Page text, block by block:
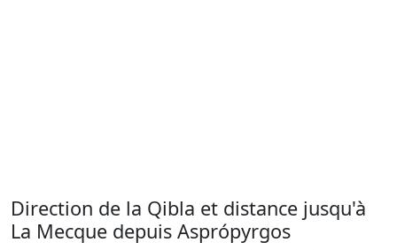
Direction de la Qibla et distance jusqu'à
La Mecque depuis Asprópyrgos